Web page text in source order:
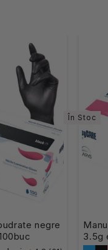
negre
În Stoc
3.5g